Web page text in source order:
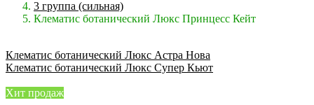
3 группа (сильная)
Клематис ботанический Люкс Принцесс Кейт
Клематис ботанический Люкс Астра Нова
Клематис ботанический Люкс Супер Кьют
Хит продаж